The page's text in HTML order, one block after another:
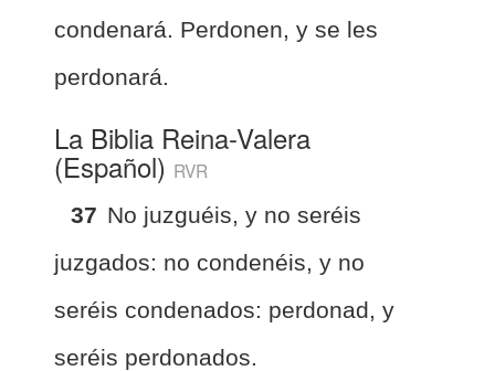
condenará. Perdonen, y se les
perdonará.
La Biblia Reina-Valera
(Español) RVR
37 No juzguéis, y no seréis
juzgados: no condenéis, y no
seréis condenados: perdonad, y
seréis perdonados.